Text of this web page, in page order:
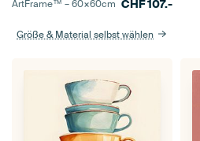
ArtFrame™ –60×60cm CHF107.-
Größe & Material selbst wählen